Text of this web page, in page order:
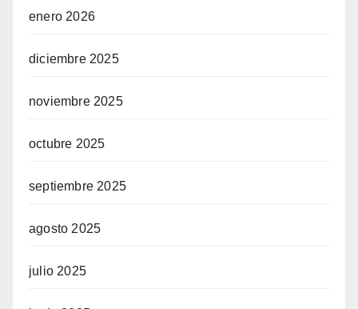
enero 2026
diciembre 2025
noviembre 2025
octubre 2025
septiembre 2025
agosto 2025
julio 2025